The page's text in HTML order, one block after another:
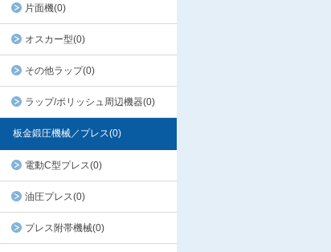
片面機(0)
オスカー型(0)
その他ラップ(0)
ラップ/ポリッシュ周辺機器(0)
板金鍛圧機械／プレス(0)
電動C型プレス(0)
油圧プレス(0)
プレス附帯機械(0)